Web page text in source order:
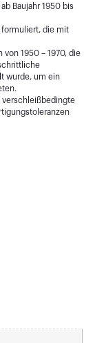
Baujahr 1950 bis
formuliert, die mit
1950 – 1970, die
wurde, um ein
verschleißbedingte